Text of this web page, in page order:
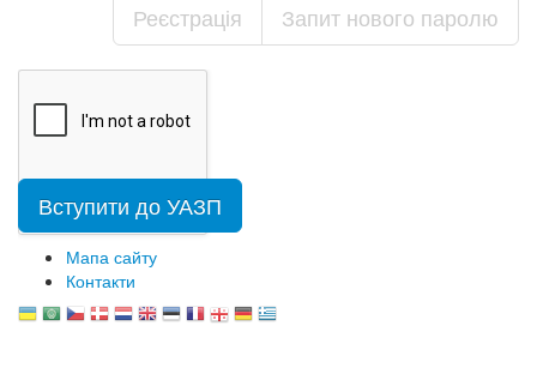
Реєстрація Запит нового паролю
Вступити до УАЗП
Мапа сайту
Контакти